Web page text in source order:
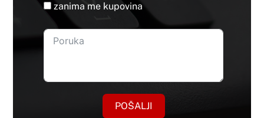
zanima me kupovina
POŠALJI